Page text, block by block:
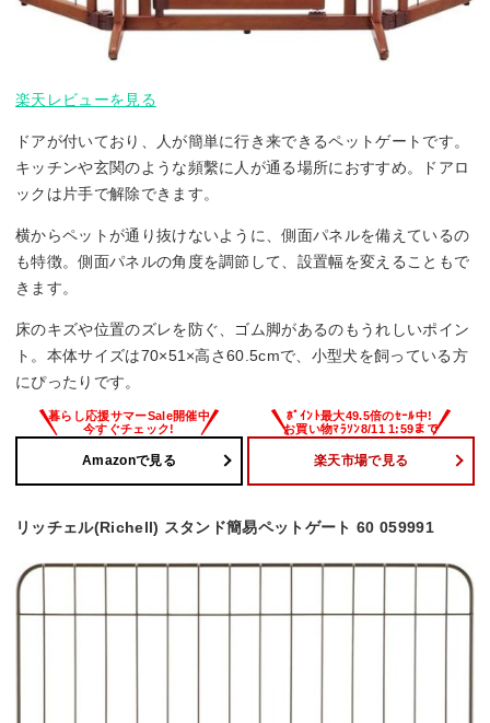
楽天レビューを見る
ドアが付いており、人が簡単に行き来できるペットゲートです。
キッチンや玄関のような頻繫に人が通る場所におすすめ。ドアロ
ックは片手で解除できます。
横からペットが通り抜けないように、側面パネルを備えているの
も特徴。側面パネルの角度を調節して、設置幅を変えることもで
きます。
床のキズや位置のズレを防ぐ、ゴム脚があるのもうれしいポイン
ト。本体サイズは70×51×高さ60.5cmで、小型犬を飼っている方
にぴったりです。
Amazonで見る 楽天市場で見る
リッチェル(Richell) スタンド簡易ペットゲート 60 059991